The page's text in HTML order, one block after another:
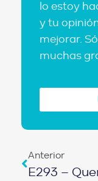
lo estoy
y tu
mejorar.
muchas
Anterior